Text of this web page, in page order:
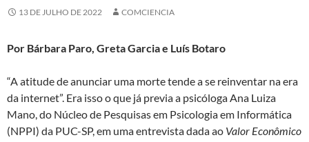
13 DE JULHO DE 2022 COMCIENCIA
Por Bárbara Paro, Greta Garcia e Luís Botaro
“A atitude de anunciar uma morte tende a se reinventar na era
da internet”. Era isso o que já previa a psicóloga Ana Luiza
Mano, do Núcleo de Pesquisas em Psicologia em Informática
(NPPI) da PUC-SP, em uma entrevista dada ao Valor Econômico